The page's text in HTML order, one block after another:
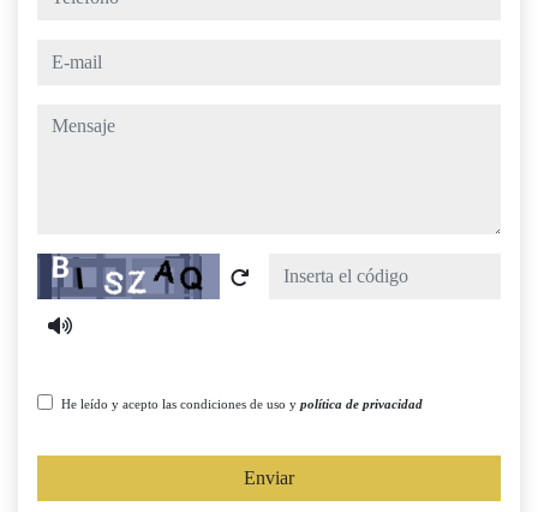
e-mail
mensaje
Captcha
He leído y acepto las condiciones de uso y política de privacidad
Enviar